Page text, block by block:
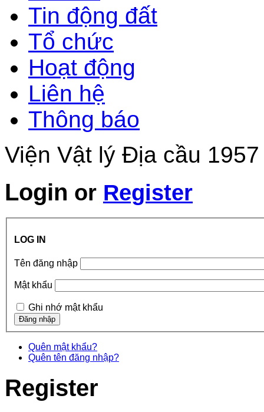
Tin động đất
Tổ chức
Hoạt động
Liên hệ
Thông báo
Viện Vật lý Địa cầu
Login or Register
LOG IN
Tên đăng nhập
Mật khẩu
Ghi nhớ mật khẩu
Quên mật khẩu?
Quên tên đăng nhập?
Register